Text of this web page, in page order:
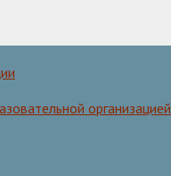
организацией